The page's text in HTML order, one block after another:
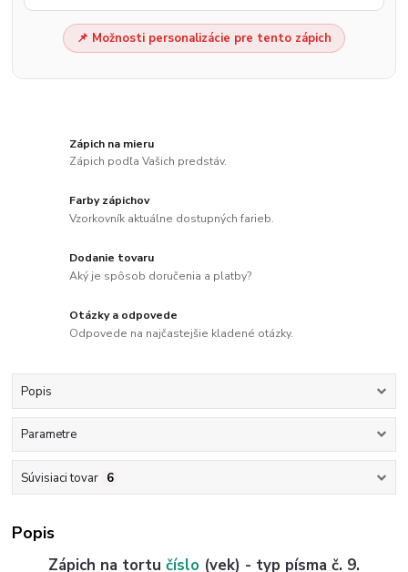
📌 Možnosti personalizácie pre tento zápich
Zápich na mieru
Zápich podľa Vašich predstáv.
Farby zápichov
Vzorkovník aktuálne dostupných farieb.
Dodanie tovaru
Aký je spôsob doručenia a platby?
Otázky a odpovede
Odpovede na najčastejšie kladené otázky.
Popis
Parametre
Súvisiaci tovar 6
Popis
Zápich na tortu číslo (vek) - typ písma č. 9.